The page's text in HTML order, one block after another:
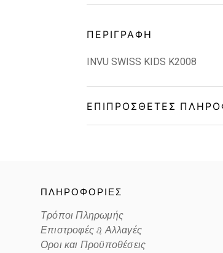
ΠΕΡΙΓΡΑΦΉ
INVU SWISS KIDS K2008
ΕΠΙΠΡΌΣΘΕΤΕΣ
Lens Color
ΠΛΗΡΟΦΟΡΙΕΣ
Τρόποι Πληρωμής
Επιστροφές & Αλλαγές
Οροι και Προϋποθέσεις